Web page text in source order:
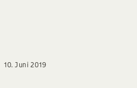
10. Juni 2019